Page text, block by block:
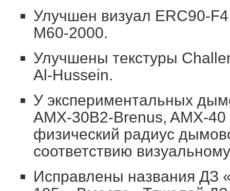
Улучшен визуал ERC90-
M60-2000.
Улучшены текстуры
Al-Hussein.
У экспериментальных
AMX-30B2-Brenus, AMX-
физический радиус
соответствию
Исправлены названия ДЗ